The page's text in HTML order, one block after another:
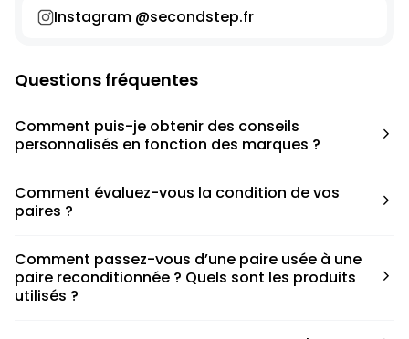
Instagram @secondstep.fr
Questions fréquentes
Comment puis-je obtenir des conseils
personnalisés en fonction des marques ?
pour déterminer la taille appropriée, que ce soit une taille
en dessous, au-dessus ou correspondant à votre taille
Comment évaluez-vous la condition de vos
paires ?
défauts spécifiques de chaque paire.
Comment passez-vous d’une paire usée à une
paire reconditionnée ? Quels sont les produits
utilisés ?